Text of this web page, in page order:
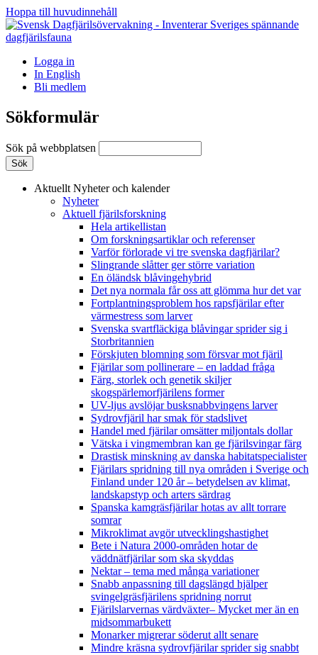
Hoppa till huvudinnehåll
Logga in
In English
Bli medlem
Sökformulär
Sök på webbplatsen
Aktuellt Nyheter och kalender
Nyheter
Aktuell fjärilsforskning
Hela artikellistan
Om forskningsartiklar och referenser
Varför förlorade vi tre svenska dagfjärilar?
Slingrande slåtter ger större variation
En öländsk blåvingehybrid
Det nya normala får oss att glömma hur det var
Fortplantningsproblem hos rapsfjärilar efter
värmestress som larver
Svenska svartfläckiga blåvingar sprider sig i
Storbritannien
Förskjuten blomning som försvar mot fjäril
Fjärilar som pollinerare – en laddad fråga
Färg, storlek och genetik skiljer
skogspärlemorfjärilens former
UV-ljus avslöjar busksnabbvingens larver
Sydrovfjäril har smak för stadslivet
Handel med fjärilar omsätter miljontals dollar
Vätska i vingmembran kan ge fjärilsvingar färg
Drastisk minskning av danska habitatspecialister
Fjärilars spridning till nya områden i Sverige och
Finland under 120 år– betydelsen av klimat,
landskapstyp och arters särdrag
Spanska kamgräsfjärilar hotas av allt torrare
somrar
Mikroklimat avgör utvecklingshastighet
Bete i Natura 2000-områden hotar de
väddnätfjärilar som ska skyddas
Nektar – tema med många variationer
Snabb anpassning till dagslängd hjälper
svingelgräsfjärilens spridning norrut
Fjärilslarvernas värdväxter– Mycket mer än en
midsommarbukett
Monarker migrerar söderut allt senare
Mindre kräsna sydrovfjärilar sprider sig snabbt